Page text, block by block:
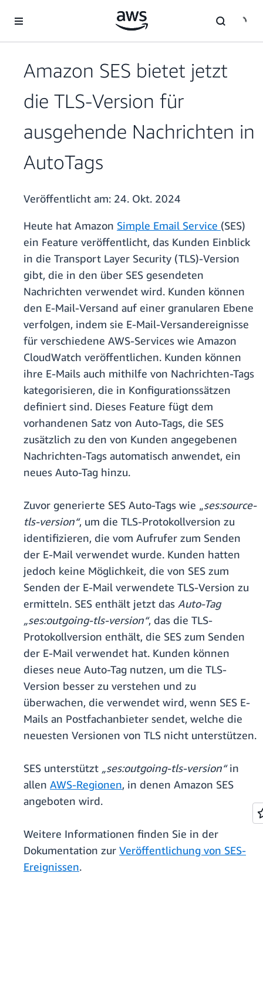
Überspringen zum Hauptinhalt
Amazon SES bietet jetzt
die TLS-Version für
ausgehende Nachrichten in
AutoTags
Veröffentlicht am: 24. Okt. 2024
Heute hat Amazon Simple Email Service (SES)
ein Feature veröffentlicht, das Kunden Einblick
in die Transport Layer Security (TLS)-Version
gibt, die in den über SES gesendeten
Nachrichten verwendet wird. Kunden können
den E-Mail-Versand auf einer granularen Ebene
verfolgen, indem sie E-Mail-Versandereignisse
für verschiedene AWS-Services wie Amazon
CloudWatch veröffentlichen. Kunden können
ihre E-Mails auch mithilfe von Nachrichten-Tags
kategorisieren, die in Konfigurationssätzen
definiert sind. Dieses Feature fügt dem
vorhandenen Satz von Auto-Tags, die SES
zusätzlich zu den von Kunden angegebenen
Nachrichten-Tags automatisch anwendet, ein
neues Auto-Tag hinzu.
Zuvor generierte SES Auto-Tags wie „ses:source-
tls-version“, um die TLS-Protokollversion zu
identifizieren, die vom Aufrufer zum Senden
der E-Mail verwendet wurde. Kunden hatten
jedoch keine Möglichkeit, die von SES zum
Senden der E-Mail verwendete TLS-Version zu
ermitteln. SES enthält jetzt das Auto-Tag
„ses:outgoing-tls-version“, das die TLS-
Protokollversion enthält, die SES zum Senden
der E-Mail verwendet hat. Kunden können
dieses neue Auto-Tag nutzen, um die TLS-
Version besser zu verstehen und zu
überwachen, die verwendet wird, wenn SES E-
Mails an Postfachanbieter sendet, welche die
neuesten Versionen von TLS nicht unterstützen.
SES unterstützt „ses:outgoing-tls-version“in
allen AWS-Regionen, in denen Amazon SES
angeboten wird.
Weitere Informationen finden Sie in der
Dokumentation zur Veröffentlichung von SES-
Ereignissen.